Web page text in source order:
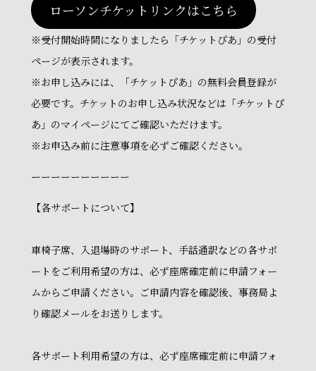
ローソンチケットリンクはこちら
※受付開始時間になりましたら「チケットぴあ」の受付
ページが表示されます。
※お申し込みには、「チケットぴあ」の無料会員登録が
必要です。チケットのお申し込み状況などは「チケットぴ
あ」のマイページにてご確認いただけます。
※お申込み前に注意事項を必ずご確認ください。
ーーーーーーーーーー
【各サポートについて】
車椅子席、入退場時のサポート、手話通訳などの各サポ
ートをご利用希望の方は、必ず座席確定前に申請フォー
ムからご申請ください。ご申請内容を確認後、事務局よ
り確認メールをお送りします。
各サポート利用希望の方は、必ず座席確定前に申請フォ